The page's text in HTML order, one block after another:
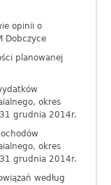
opinii o
Dobczyce
planowanej
okres
grudnia 2014r.
okres
grudnia 2014r.
według